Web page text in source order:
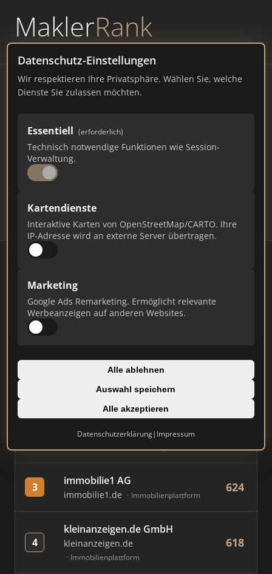
MaklerRank
powered byWAVEPOINT
Datenschutz-Einstellungen
Wir respektieren Ihre Privatsphäre. Wählen Sie, welche
Dienste Sie zulassen möchten.
Essentiell (erforderlich)
Technisch notwendige Funktionen wie Session-
Verwaltung.
Kartendienste
Interaktive Karten von OpenStreetMap/CARTO. Ihre
IP-Adresse wird an externe Server übertragen.
Marketing
Google Ads Remarketing. Ermöglicht relevante
Werbeanzeigen auf anderen Websites.
Alle ablehnen
Auswahl speichern
Alle akzeptieren
Datenschutzerklärung| Impressum
Immobilienmakler
Scherstetten – Ranking Juli
2026
HAMBURG1.008 EINWOHNER
104
Makler Makler-Keywords
Stand: Juli 2026
#
Immobilien Scout GmbH
immobilienscout24.de
AVIV Germany GmbH
3 immobilie1 AG
immobilie1.de Immobilienplattform
624
4
kleinanzeigen.de GmbH
kleinanzeigen.de
Immobilienplattform
618